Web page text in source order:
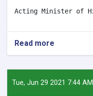
Acting Minister of
Read more
Acting
of
Higher
Tue, Jun 29 2021 7:44 AM